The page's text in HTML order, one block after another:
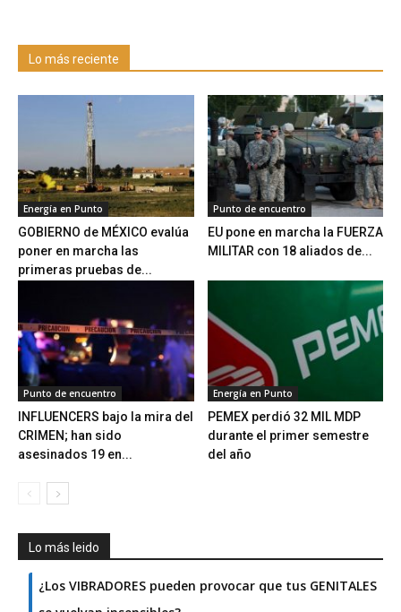
Lo más reciente
Energía en Punto
GOBIERNO de MÉXICO evalúa
poner en marcha las
primeras pruebas de...
Punto de encuentro
EU pone en marcha la FUERZA
MILITAR con 18 aliados de...
Punto de encuentro
INFLUENCERS bajo la mira del
CRIMEN; han sido
asesinados 19 en...
Energía en Punto
PEMEX perdió 32 MIL MDP
durante el primer semestre
del año
Lo más leido
¿Los VIBRADORES pueden provocar que tus GENITALES